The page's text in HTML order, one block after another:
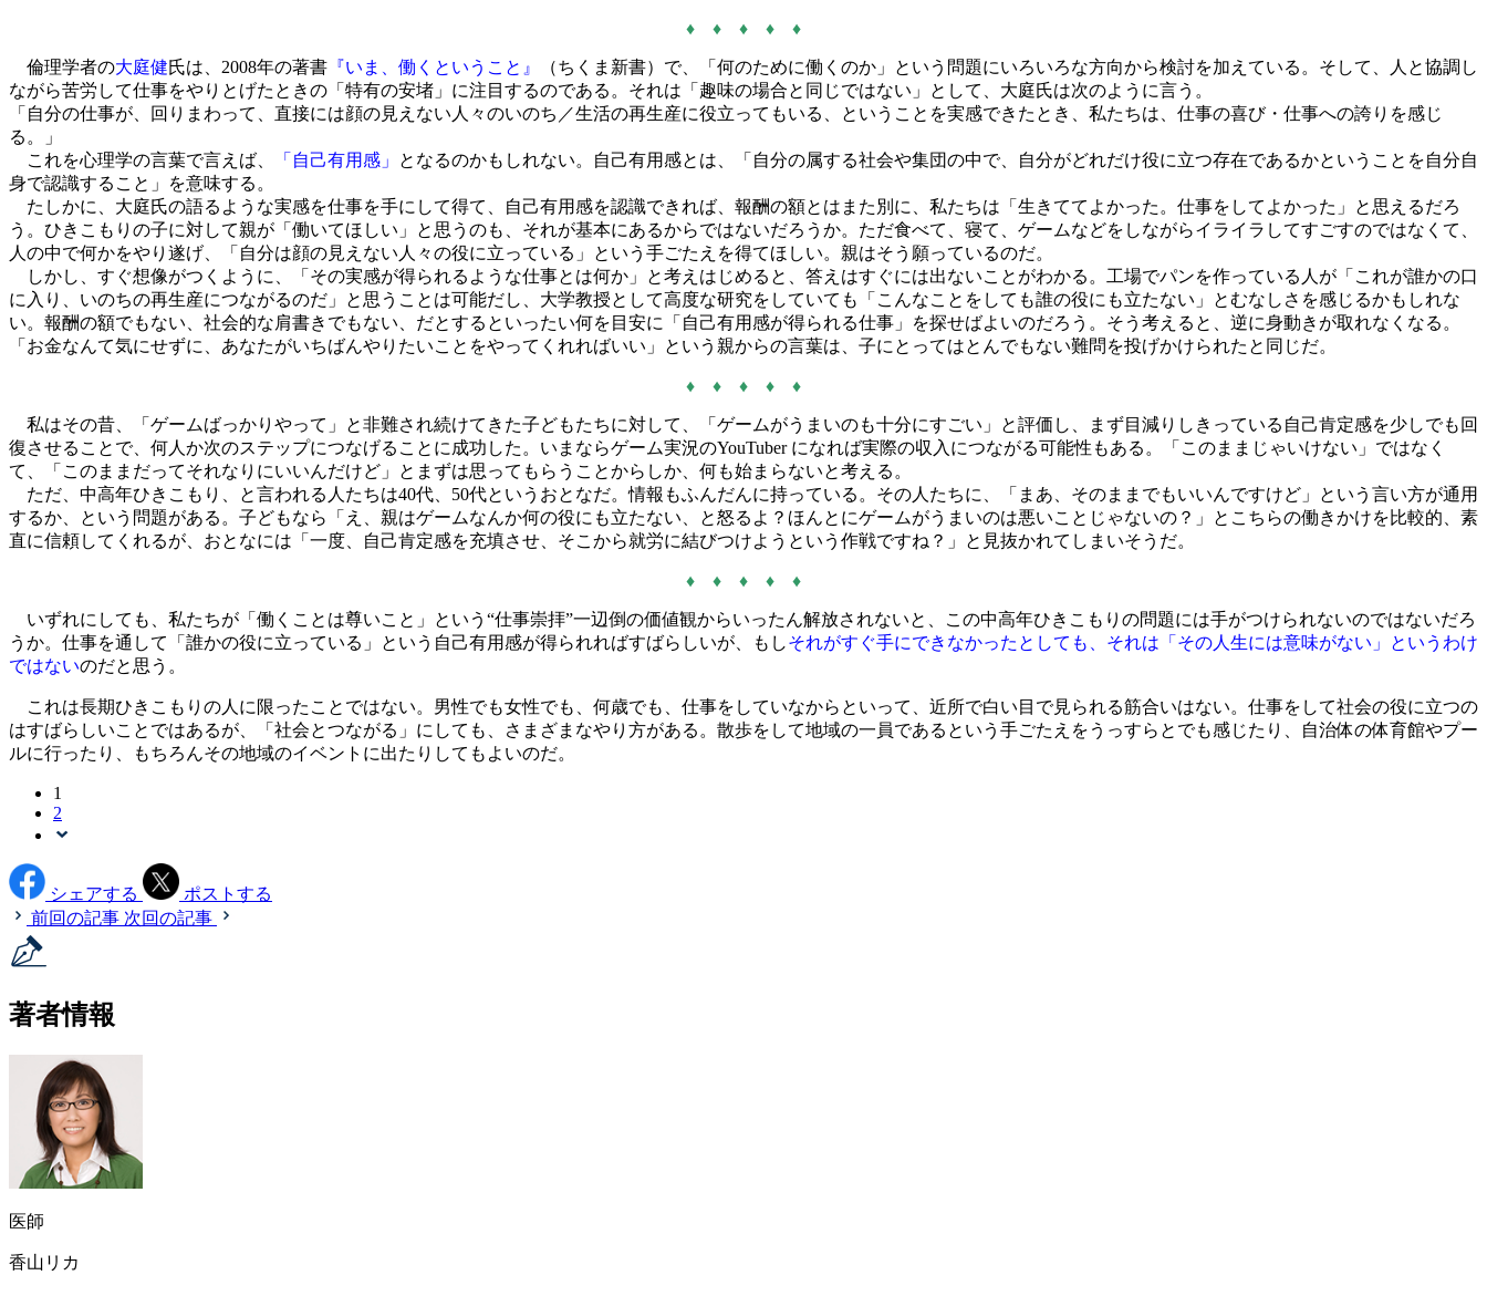
♦ ♦ ♦ ♦ ♦
倫理学者の大庭健氏は、2008年の著書 『いま、働くということ』
（ちくま新書）で、「何のために働くのか」という問題にいろいろな方向から検討を加えている。そして、人と協調し
ながら苦労して仕事をやりとげたときの「特有の安堵」に注目するのである。それは「趣味の場合と同じではない」として、大庭氏は次のように言う。
「自分の仕事が、回りまわって、直接には顔の見えない人々のいのち／生活の再生産に役立ってもいる、ということを実感できたとき、私たちは、仕事の喜び・仕事への誇りを感じ
る。」
これを心理学の言葉で言えば、
「自己有用感」
となるのかもしれない。自己有用感とは、「自分の属する社会や集団の中で、自分がどれだけ役に立つ存在であるかということを自分自
身で認識すること」を意味する。
たしかに、大庭氏の語るような実感を仕事を手にして得て、自己有用感を認識できれば、報酬の額とはまた別に、私たちは「生きててよかった。仕事をしてよかった」と思えるだろ
う。ひきこもりの子に対して親が「働いてほしい」と思うのも、それが基本にあるからではないだろうか。ただ食べて、寝て、ゲームなどをしながらイライラしてすごすのではなくて、
人の中で何かをやり遂げ、「自分は顔の見えない人々の役に立っている」という手ごたえを得てほしい。親はそう願っているのだ。
しかし、すぐ想像がつくように、「その実感が得られるような仕事とは何か」と考えはじめると、答えはすぐには出ないことがわかる。工場でパンを作っている人が「これが誰かの口
に入り、いのちの再生産につながるのだ」と思うことは可能だし、大学教授として高度な研究をしていても「こんなことをしても誰の役にも立たない」とむなしさを感じるかもしれな
い。報酬の額でもない、社会的な肩書きでもない、だとするといったい何を目安に「自己有用感が得られる仕事」を探せばよいのだろう。そう考えると、逆に身動きが取れなくなる。
「お金なんて気にせずに、あなたがいちばんやりたいことをやってくれればいい」という親からの言葉は、子にとってはとんでもない難問を投げかけられたと同じだ。
♦ ♦ ♦ ♦ ♦
私はその昔、「ゲームばっかりやって」と非難され続けてきた子どもたちに対して、「ゲームがうまいのも十分にすごい」と評価し、まず目減りしきっている自己肯定感を少しでも回
復させることで、何人か次のステップにつなげることに成功した。いまならゲーム実況のYouTuber になれば実際の収入につながる可能性もある。「このままじゃいけない」ではなく
て、「このままだってそれなりにいいんだけど」とまずは思ってもらうことからしか、何も始まらないと考える。
ただ、中高年ひきこもり、と言われる人たちは40代、50代というおとなだ。情報もふんだんに持っている。その人たちに、「まあ、そのままでもいいんですけど」という言い方が通用
するか、という問題がある。子どもなら「え、親はゲームなんか何の役にも立たない、と怒るよ？ほんとにゲームがうまいのは悪いことじゃないの？」とこちらの働きかけを比較的、素
直に信頼してくれるが、おとなには「一度、自己肯定感を充填させ、そこから就労に結びつけようという作戦ですね？」と見抜かれてしまいそうだ。
♦ ♦ ♦ ♦ ♦
いずれにしても、私たちが「働くことは尊いこと」という“仕事崇拝”一辺倒の価値観からいったん解放されないと、この中高年ひきこもりの問題には手がつけられないのではないだろ
うか。仕事を通して「誰かの役に立っている」という自己有用感が得られればすばらしいが、もしそれがすぐ手にできなかったとしても、それは「その人生には意味がない」というわけ
ではないのだと思う。
これは長期ひきこもりの人に限ったことではない。男性でも女性でも、何歳でも、仕事をしていなからといって、近所で白い目で見られる筋合いはない。仕事をして社会の役に立つの
はすばらしいことではあるが、「社会とつながる」にしても、さまざまなやり方がある。散歩をして地域の一員であるという手ごたえをうっすらとでも感じたり、自治体の体育館やプー
ルに行ったり、もちろんその地域のイベントに出たりしてもよいのだ。
1
2
シェアする
ポストする
前回の記事 次回の記事
著者情報
医師
香山リカ